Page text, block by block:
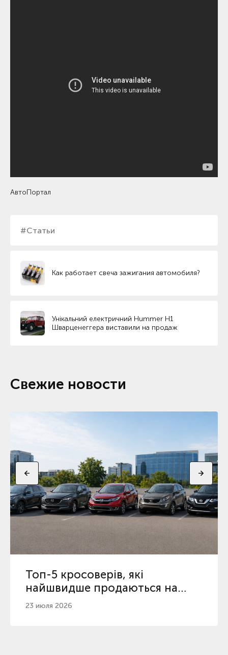
#Статьи
Как работает свеча зажигания автомобиля?
Унікальний електричний Hummer H1
Шварценеггера виставили на продаж
АвтоПортал
Свежие новости
Топ-5 кросоверів, які
найшвидше продаються на
вторинному ринку
23 июля 2026